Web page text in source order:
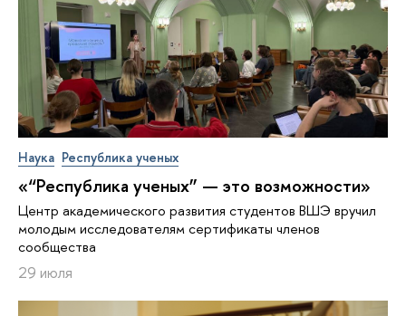
Наука Республика ученых
«“Республика ученых” — это возможности»
Центр академического развития студентов ВШЭ вручил
молодым исследователям сертификаты членов
сообщества
29 июля